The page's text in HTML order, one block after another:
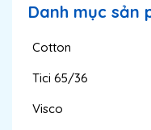
Danh mục sản
Cotton
Tici 65/36
Visco